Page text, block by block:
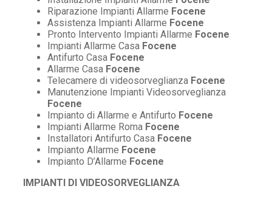
Riparazione Impianti Allarme Focene
Assistenza Impianti Allarme Focene
Pronto Intervento Impianti Allarme Focene
Impianti Allarme Casa Focene
Antifurto Casa Focene
Allarme Casa Focene
Telecamere di videosorveglianza Focene
Manutenzione Impianti Videosorveglianza
Focene
Impianto di Allarme e Antifurto Focene
Impianti Allarme Roma Focene
Installatori Antifurto Casa Focene
Impianto Allarme Focene
Impianto D’Allarme Focene
IMPIANTI DI VIDEOSORVEGLIANZA